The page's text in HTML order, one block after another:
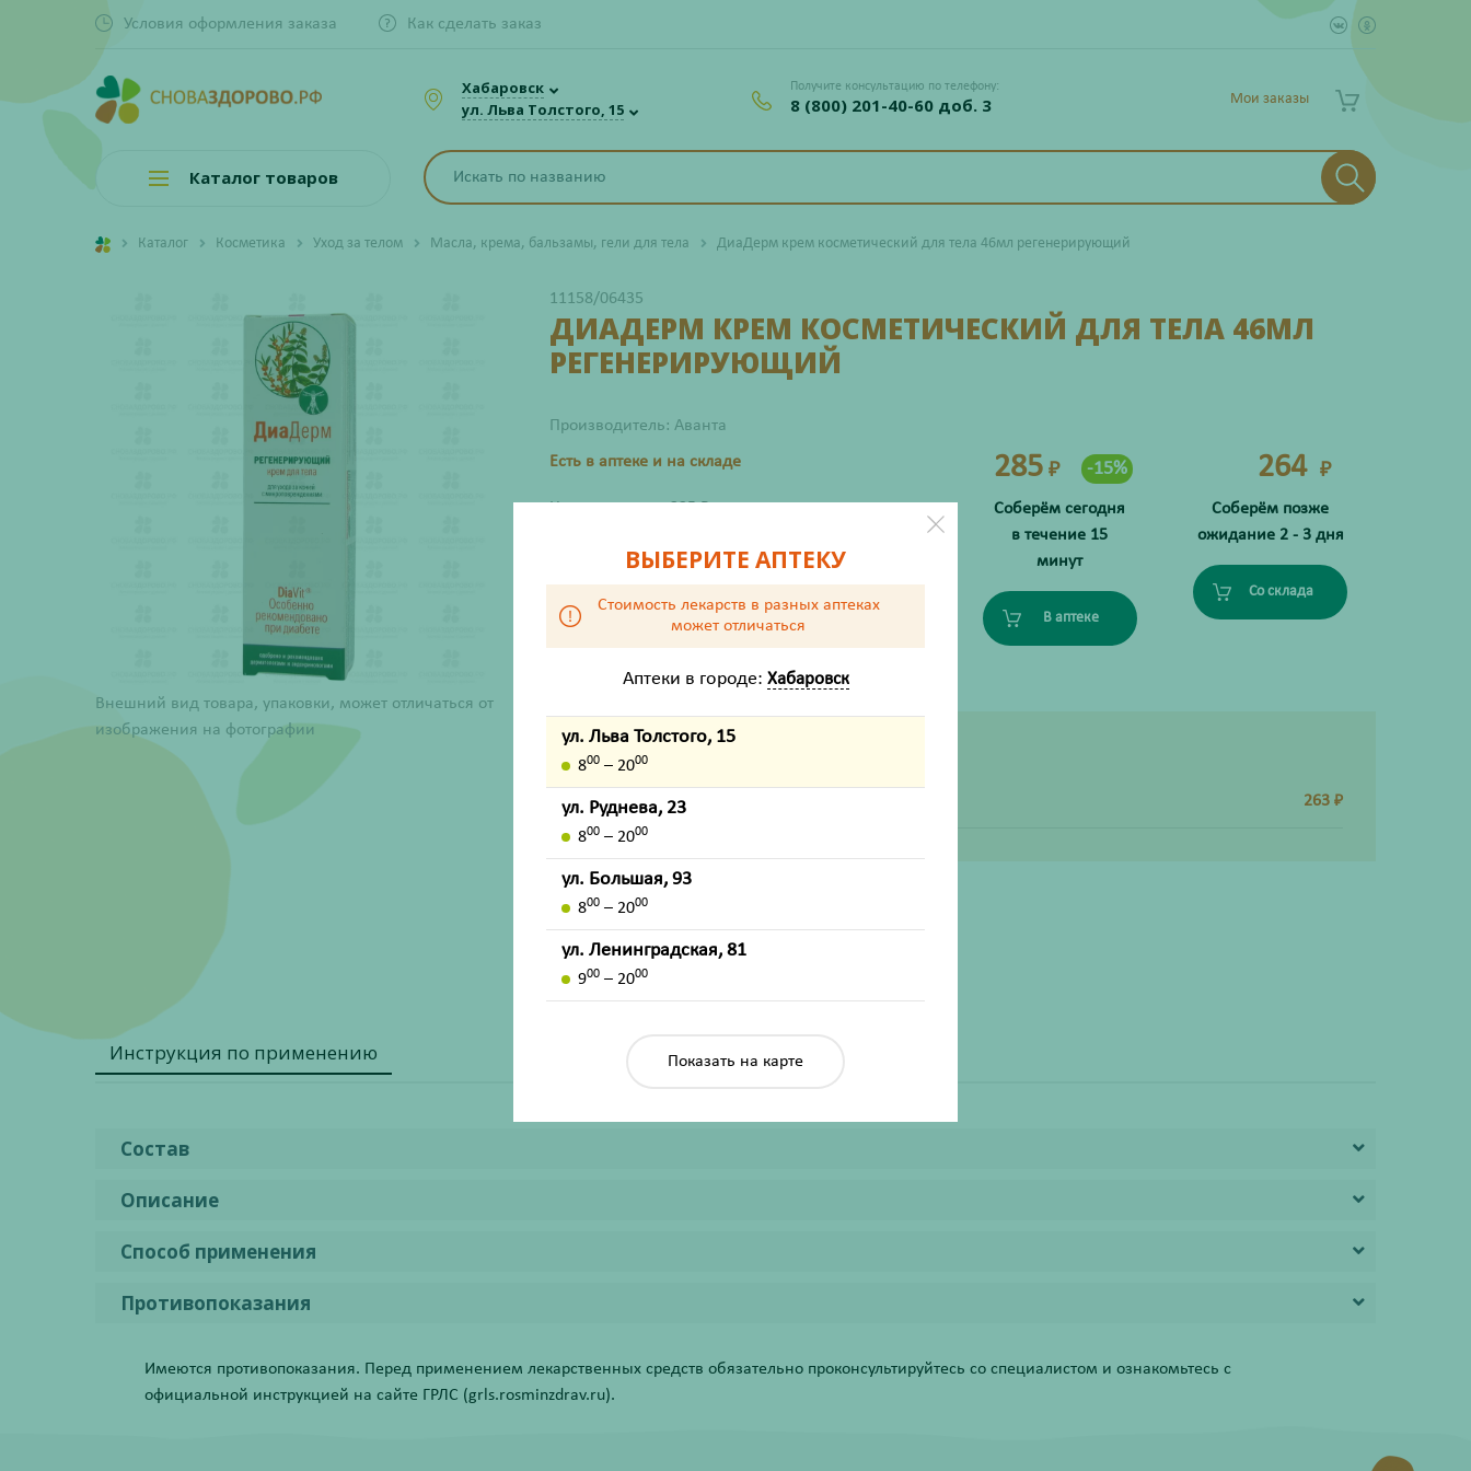
Условия оформления заказа Как сделать заказ
Хабаровск
ул. Льва Толстого, 15
Получите консультацию по телефону:
8 (800) 201-40-60 доб. 3 Мои заказы
Каталог товаров
Каталог Косметика Уход за телом Масла, крема, бальзамы, гели для тела ДиаДерм крем косметический для тела 46мл регенерирующий
Внешний вид товара, упаковки, может отличаться от
изображения на фотографии
11158/06435
ДИАДЕРМ КРЕМ КОСМЕТИЧЕСКИЙ ДЛЯ ТЕЛА 46МЛ
РЕГЕНЕРИРУЮЩИЙ
Производитель: Аванта
Есть в аптеке и на складе
Цена в аптеке 335
285 ₽ -15%
Соберём сегодня
в течение 15
минут
В аптеке
264 ₽
Соберём позже
ожидание 2 - 3 дня
Со склада
ДОСТУПНО В ДРУГИХ АПТЕКАХ
ул. Большая, 93 263 ₽
ХАРАКТЕРИСТИКИ
Производитель
Жизненно важный
Инструкция по применению
Состав
Описание
Способ применения
Противопоказания
Имеются противопоказания. Перед применением лекарственных средств обязательно проконсультируйтесь со специалистом и ознакомьтесь с
официальной инструкцией на сайте ГРЛС (grls.rosminzdrav.ru).
ВЫБЕРИТЕ АПТЕКУ
Стоимость лекарств в разных аптеках
может отличаться
Аптеки в городе: Хабаровск
ул. Льва Толстого, 15
800 – 2000
ул. Руднева, 23
800 – 2000
ул. Большая, 93
800 – 2000
ул. Ленинградская, 81
900 – 2000
Показать на карте